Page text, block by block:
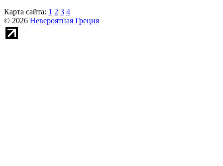
Карта сайта: 1 2 3 4
© 2026 Невероятная Греция